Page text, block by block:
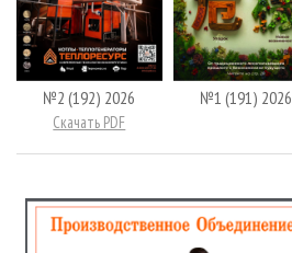
№2 (192) 2026
Скачать PDF
№1 (191) 2026